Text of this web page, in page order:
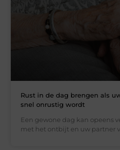
Rust in de dag brengen als
snel onrustig wordt
Een gewone dag kan opeens
met het ontbijt en uw partner